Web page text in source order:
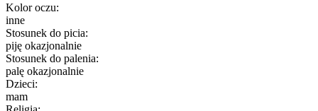
Kolor oczu:
inne
Stosunek do picia:
piję okazjonalnie
Stosunek do palenia:
palę okazjonalnie
Dzieci:
mam